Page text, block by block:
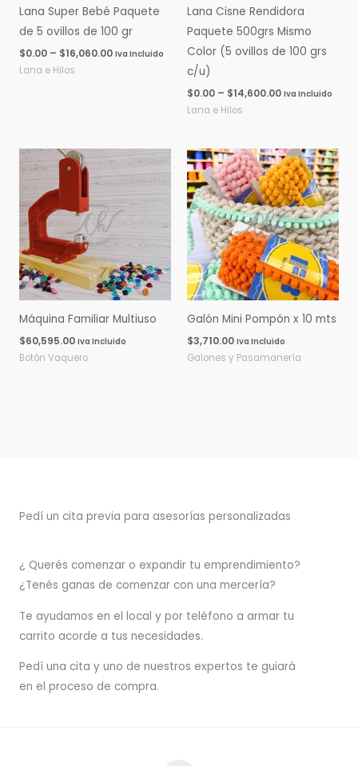
Lana Super Bebé Paquete
de 5 ovillos de 100 gr
$0.00 – $16,060.00 Iva Incluido
Lana e Hilos
Lana Cisne Rendidora
Paquete 500grs Mismo
Color (5 ovillos de 100 grs
c/u)
$0.00 – $14,600.00 Iva Incluido
Lana e Hilos
Máquina Familiar Multiuso
$60,595.00 Iva Incluido
Botón Vaquero
Galón Mini Pompón x 10 mts
$3,710.00 Iva Incluido
Galones y Pasamanería
Pedí un cita previa para asesorías personalizadas
¿ Querés comenzar o expandir tu emprendimiento?
¿Tenés ganas de comenzar con una mercería?
Te ayudamos en el local y por teléfono a armar tu
carrito acorde a tus necesidades.
Pedí una cita y uno de nuestros expertos te guiará
en el proceso de compra.